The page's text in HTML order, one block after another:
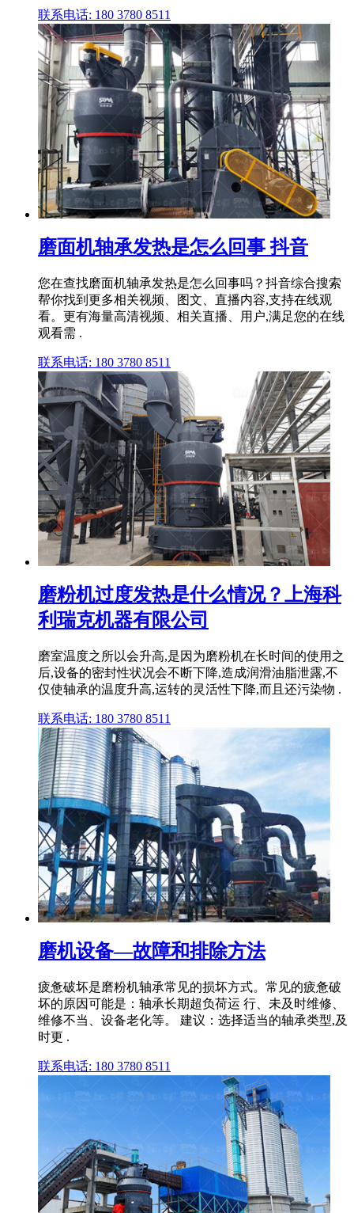
联系电话: 180 3780 8511
磨面机轴承发热是怎么回事 抖音
您在查找磨面机轴承发热是怎么回事吗？抖音综合搜索
帮你找到更多相关视频、图文、直播内容,支持在线观
看。更有海量高清视频、相关直播、用户,满足您的在线
观看需 .
联系电话: 180 3780 8511
磨粉机过度发热是什么情况？上海科
利瑞克机器有限公司
磨室温度之所以会升高,是因为磨粉机在长时间的使用之
后,设备的密封性状况会不断下降,造成润滑油脂泄露,不
仅使轴承的温度升高,运转的灵活性下降,而且还污染物 .
联系电话: 180 3780 8511
磨机设备—故障和排除方法
疲惫破坏是磨粉机轴承常见的损坏方式。常见的疲惫破
坏的原因可能是：轴承长期超负荷运 行、未及时维修、
维修不当、设备老化等。 建议：选择适当的轴承类型,及
时更 .
联系电话: 180 3780 8511